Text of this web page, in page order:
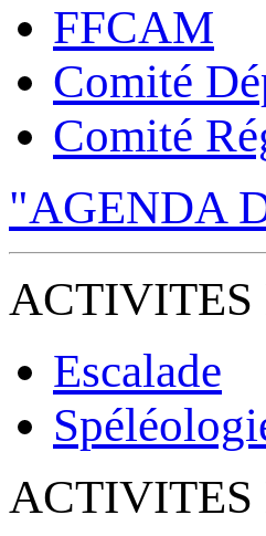
FFCAM
Comité
Comité
"AGENDA
ACTIVITES
Escalade